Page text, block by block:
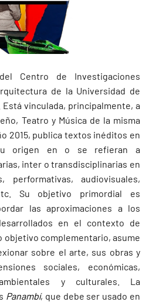
Centro de Investigaciones
de la Universidad de
Está vinculada, principalmente, a
Teatro y Música de la misma
2015, publica textos inéditos en
origen en o se refieran a
inter o transdisciplinarias en
performativas, audiovisuales,
Su objetivo primordial es
las aproximaciones a los
en el contexto de
objetivo complementario, asume
sobre el arte, sus obras y
sociales, económicas,
y culturales. La
Panambí, que debe ser usado en